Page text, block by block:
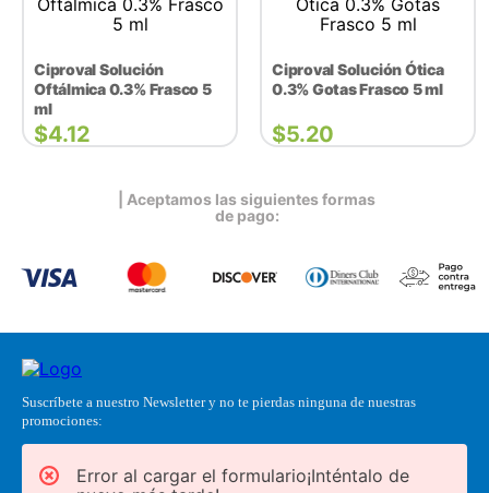
Ciproval Solución
Oftálmica 0.3% Frasco 5
ml
$4.12
Ciproval Solución Ótica
0.3% Gotas Frasco 5 ml
$5.20
| Aceptamos las siguientes formas
de pago:
Suscríbete a nuestro Newsletter y no te pierdas ninguna de nuestras
promociones:
Error al cargar el formulario¡Inténtalo de